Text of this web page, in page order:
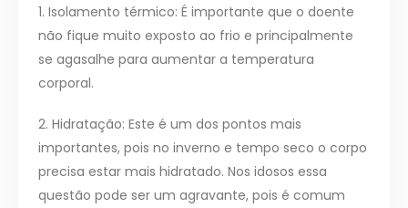
1. Isolamento térmico: É importante que o doente
não fique muito exposto ao frio e principalmente
se agasalhe para aumentar a temperatura
corporal.
2. Hidratação: Este é um dos pontos mais
importantes, pois no inverno e tempo seco o corpo
precisa estar mais hidratado. Nos idosos essa
questão pode ser um agravante, pois é comum